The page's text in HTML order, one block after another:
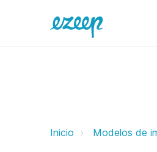
Honeywell ezeep
Inicio Modelos de